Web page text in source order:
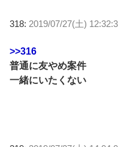
318: 2019/07/27(土)
>>316
普通に友やめ案件
一緒にいたくない